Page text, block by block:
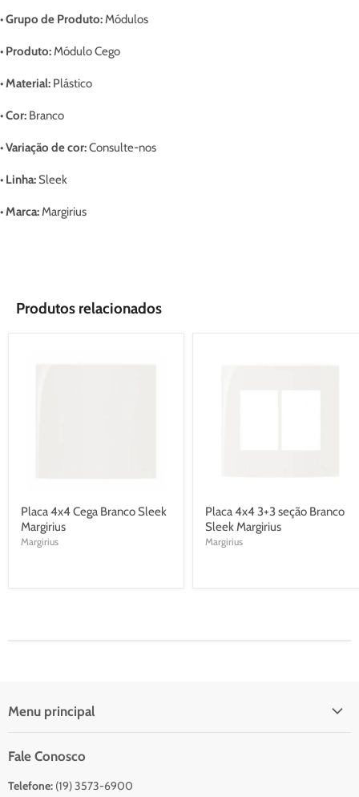
• Grupo de Produto:Módulos
• Produto:Módulo Cego
• Material: Plástico
• Cor: Branco
• Variação de cor:Consulte-nos
• Linha: Sleek
• Marca:Margirius
Produtos relacionados
Placa 4x4 Cega Branco Sleek
Margirius
Margirius
Placa 4x4 3+3 seção Branco
Sleek Margirius
Margirius
Menu principal
Catálogo Para Orçamento
Resumo do Orçamento
Fale Conosco
Telefone: (19) 3573-6900